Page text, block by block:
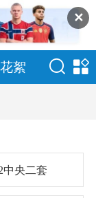
✕
花絮
中央二套